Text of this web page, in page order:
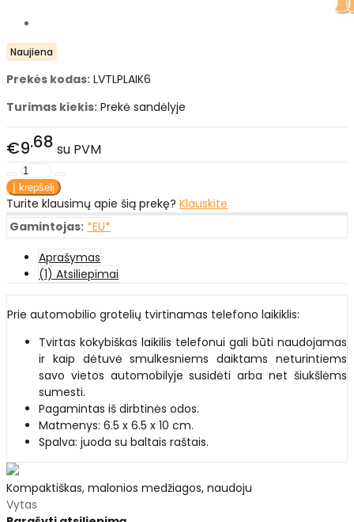
Naujiena
Prekės kodas: LVTLPLAIK6
Turimas kiekis: Prekė sandėlyje
€9 68 su PVM
Turite klausimų apie šią prekę? Klauskite
Gamintojas: *EU*
Aprašymas
(1) Atsiliepimai
Prie automobilio grotelių tvirtinamas telefono laikiklis:
Tvirtas kokybiškas laikilis telefonui gali būti naudojamas
ir kaip dėtuvė smulkesniems daiktams neturintiems
savo vietos automobilyje susidėti arba net šiukšlėms
sumesti.
Pagamintas iš dirbtinės odos.
Matmenys: 6.5 x 6.5 x 10 cm.
Spalva: juoda su baltais raštais.
Kompaktiškas, malonios medžiagos, naudoju
Vytas